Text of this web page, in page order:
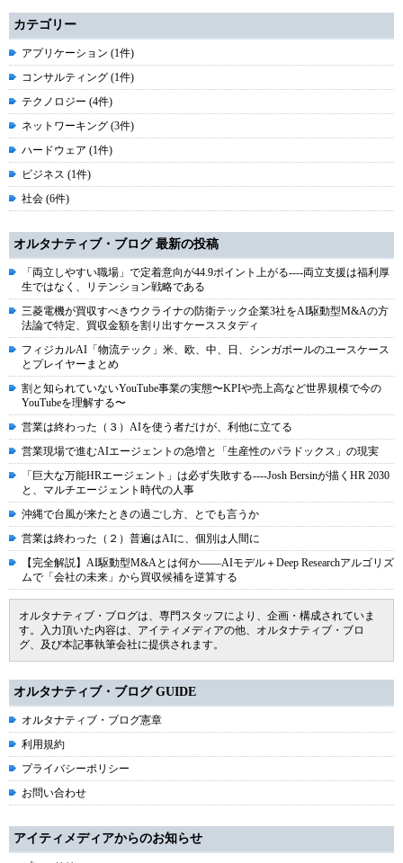
カテゴリー
アプリケーション (1件)
コンサルティング (1件)
テクノロジー (4件)
ネットワーキング (3件)
ハードウェア (1件)
ビジネス (1件)
社会 (6件)
オルタナティブ・ブログ 最新の投稿
「両立しやすい職場」で定着意向が44.9ポイント上がる----両立支援は福利厚
生ではなく、リテンション戦略である
三菱電機が買収すべきウクライナの防衛テック企業3社をAI駆動型M&Aの方
法論で特定、買収金額を割り出すケーススタディ
フィジカルAI「物流テック」米、欧、中、日、シンガポールのユースケース
とプレイヤーまとめ
割と知られていないYouTube事業の実態〜KPIや売上高など世界規模で今の
YouTubeを理解する〜
営業は終わった（３）AIを使う者だけが、利他に立てる
営業現場で進むAIエージェントの急増と「生産性のパラドックス」の現実
「巨大な万能HRエージェント」は必ず失敗する----Josh Bersinが描くHR 2030
と、マルチエージェント時代の人事
沖縄で台風が来たときの過ごし方、とでも言うか
営業は終わった（２）普遍はAIに、個別は人間に
【完全解説】AI駆動型M&Aとは何か――AIモデル＋Deep Researchアルゴリズ
ムで「会社の未来」から買収候補を逆算する
オルタナティブ・ブログは、専門スタッフにより、企画・構成されていま
す。入力頂いた内容は、アイティメディアの他、オルタナティブ・ブロ
グ、及び本記事執筆会社に提供されます。
オルタナティブ・ブログ GUIDE
オルタナティブ・ブログ憲章
利用規約
プライバシーポリシー
お問い合わせ
アイティメディアからのお知らせ